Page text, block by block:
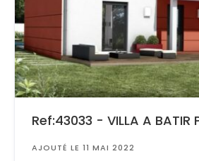
Ref:43033 - VILLA A BATIR
AJOUTÉ LE 11 MAI 2022